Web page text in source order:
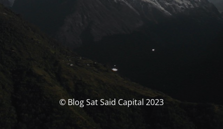
© Blog Sat Said Capital 2023